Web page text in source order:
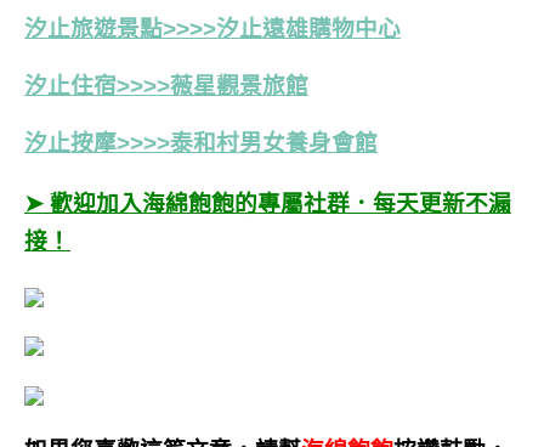
汐止旅遊景點>>>>汐止遠雄購物中心
汐止住宿>>>>薇星觀景旅館
汐止按摩>>>>泰和村男女養身會館
➤ 歡迎加入海綿飽飽的專屬社群．每天更新不漏
接！